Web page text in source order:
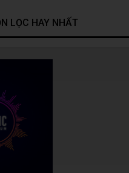
LỌC HAY NHẤT